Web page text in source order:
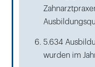
5.634
wurden im